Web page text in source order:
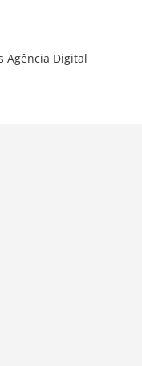
Agência Digital